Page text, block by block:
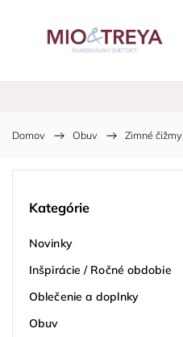
Domov / Obuv / Zimné čižmy
Kategórie
Novinky
Inšpirácie / Ročné obdobie
Oblečenie a doplnky
Obuv